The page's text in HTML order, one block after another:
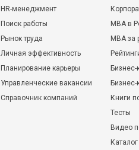
HR-менеджмент
Поиск работы
Рынок труда
Личная эффективность
Планирование карьеры
Управленческие вакансии
Справочник компаний
MBA в
MBA
Бизнес-
Книги
Тесты
Видео